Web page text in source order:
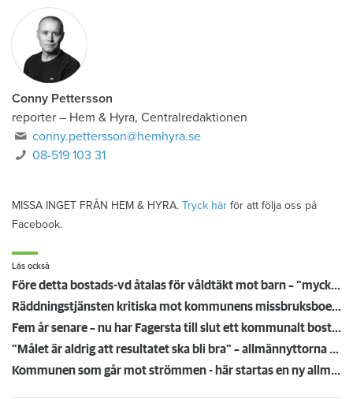
Conny Pettersson
reporter – Hem & Hyra, Centralredaktionen
conny.pettersson@hemhyra.se
08-519 103 31
MISSA INGET FRÅN HEM & HYRA. Tryck här för att följa oss på
Facebook.
Läs också
Före detta bostads-vd åtalas för våldtäkt mot barn – "mycket teknisk bevisning"
Räddningstjänsten kritiska mot kommunens missbruksboende - hög risk att fler dör
Fem år senare – nu har Fagersta till slut ett kommunalt bostadsbolag
"Målet är aldrig att resultatet ska bli bra" – allmännyttorna är fast i fuskarnas klor
Kommunen som går mot strömmen - här startas en ny allmännytta